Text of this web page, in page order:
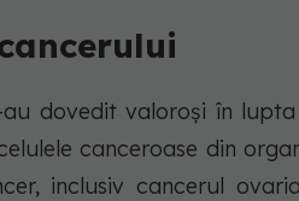
dovedit valoroși în
canceroase din
inclusiv cancerul